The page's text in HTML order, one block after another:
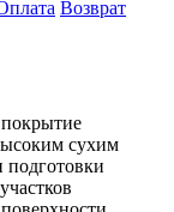
Возврат
сухим
подготовки